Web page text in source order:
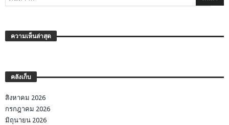
ความเห็นล่าสุด
คลังเก็บ
สิงหาคม 2026
กรกฎาคม 2026
มิถุนายน 2026